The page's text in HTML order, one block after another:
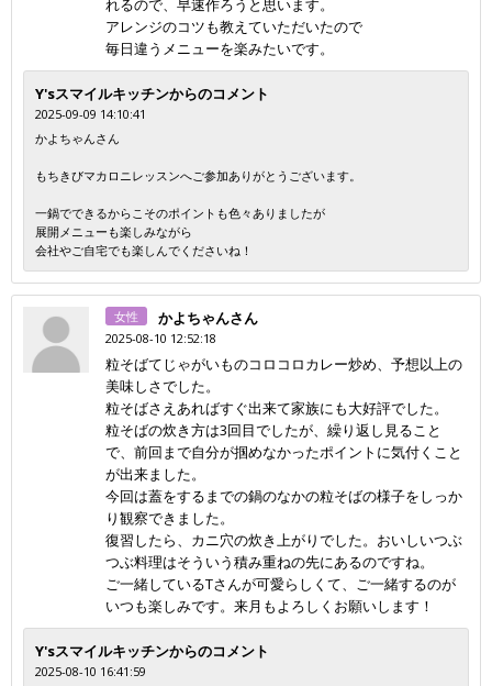
れるので、早速作ろうと思います。
アレンジのコツも教えていただいたので
毎日違うメニューを楽みたいです。
Y'sスマイルキッチンからのコメント
2025-09-09 14:10:41
かよちゃんさん
もちきびマカロニレッスンへご参加ありがとうございます。
一鍋でできるからこそのポイントも色々ありましたが
展開メニューも楽しみながら
会社やご自宅でも楽しんでくださいね！
女性 かよちゃんさん
2025-08-10 12:52:18
粒そばてじゃがいものコロコロカレー炒め、予想以上の
美味しさでした。
粒そばさえあればすぐ出来て家族にも大好評でした。
粒そばの炊き方は3回目でしたが、繰り返し見ること
で、前回まで自分が掴めなかったポイントに気付くこと
が出来ました。
今回は蓋をするまでの鍋のなかの粒そばの様子をしっか
り観察できました。
復習したら、カニ穴の炊き上がりでした。おいしいつぶ
つぶ料理はそういう積み重ねの先にあるのですね。
ご一緒しているTさんが可愛らしくて、ご一緒するのが
いつも楽しみです。来月もよろしくお願いします！
Y'sスマイルキッチンからのコメント
2025-08-10 16:41:59